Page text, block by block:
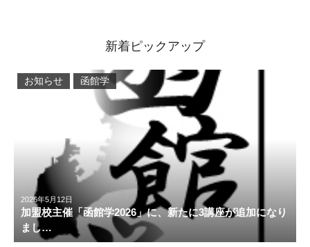
新着ピックアップ
2026年5月12日
加盟校主催「函館学2026」に、新たに3講座が追加になり
まし…
お知らせ 函館学